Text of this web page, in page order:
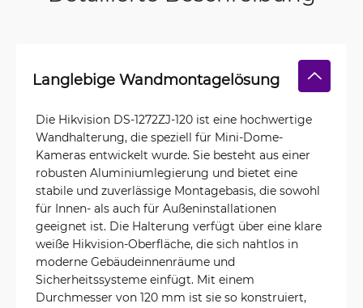
Langlebige Wandmontagelösung
Die Hikvision DS-1272ZJ-120 ist eine hochwertige
Wandhalterung, die speziell für Mini-Dome-
Kameras entwickelt wurde. Sie besteht aus einer
robusten Aluminiumlegierung und bietet eine
stabile und zuverlässige Montagebasis, die sowohl
für Innen- als auch für Außeninstallationen
geeignet ist. Die Halterung verfügt über eine klare
weiße Hikvision-Oberfläche, die sich nahtlos in
moderne Gebäudeinnenräume und
Sicherheitssysteme einfügt. Mit einem
Durchmesser von 120 mm ist sie so konstruiert,